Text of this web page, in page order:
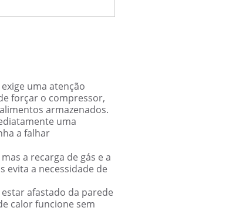
uma atenção
forçar o compressor,
armazenados.
uma
a falhar
a recarga de gás e a
evita a necessidade de
afastado da parede
calor funcione sem